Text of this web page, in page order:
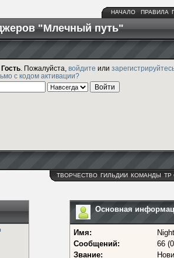
НАЧАЛО ПРАВИЛА
"Млечный путь"
Гость . Пожалуйста, войдите или
с кодом активации?
ТВОРЧЕСТВО ГИЛЬДИИ КОМАНДЫ ТР
Основная
Имя:
Сообщений:
66
Звание: